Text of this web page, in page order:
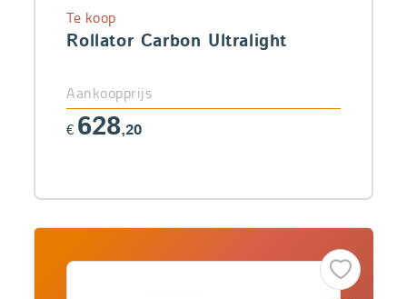
Rollator Carbon Ultralight
Te koop
Aankoopprijs
€ 628,20